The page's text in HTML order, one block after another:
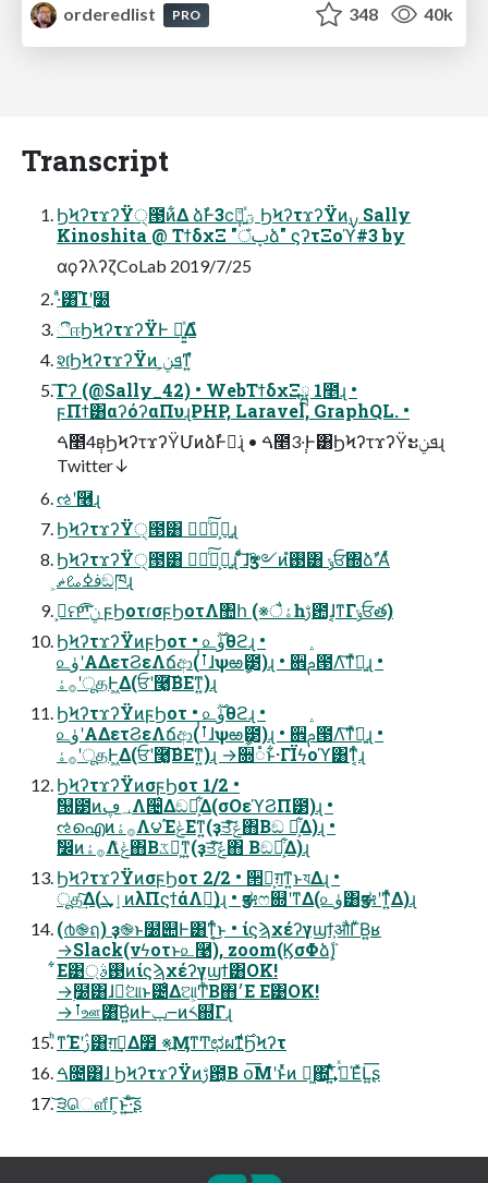
orderedlist
PRO 348 40k
Transcript
ϦϞʔτϫʔΫ੍౓ͷ͋Δ ձࣾͰ3ϲ݄ಇ͍ͯؾ͍ͮͨ ϦϞʔτϫʔΫͷ࣮ࡍ Sally
Kinoshita @ ΤϯδχΞ "ঁࢠձ" ϛʔτΞοϓ#3 by
αϙʔλʔζCoLab 2019/7/25
·ͣ͸͡Ίʹ࣭໰
ීஈϦϞʔτϫʔΫͰ ಇ͍͍ͯΔํ
શ͘ϦϞʔτϫʔΫͷ ܦݧ͕ͳ͍ํ
͞Γʔ (@Sally_42) • WebΤϯδχΞྺ 1೥ɻ •
ϝΠϯ͸αʔόʔαΠυɻPHP, Laravel, GraphQL. •
ࠓ೥4݄ʙϦϞʔτϫʔΫՄͷձࣾͰಇ͘ɻ • ࠓ೥3݄·Ͱ͸ϦϞʔτϫʔΫະܦݧɻ
Twitter↓
ઌʹ݁࿦ɻ
ϦϞʔτϫʔΫ੍౓͸ ಋೖͨ͠ํ͕ྑ͍ɻ
ϦϞʔτϫʔΫ੍౓͸ ಋೖͨ͠ํ͕ྑ͍ɻ ͨͩ͠ɺӡ༻ͷ࢓ํ͸ ݸਓ΍ձࣾʹΑͬͯ
ࢼߦࡨޡ͕ඞཁɻ
ࢲ͕ମݧͯ͠ײͨ͡ ϝϦοτɾσϝϦοτΛ঺հ (※ैۀһࢹ఺ɺ͔ͳΓݸਓత)
ϦϞʔτϫʔΫͷϝϦοτ • ௨ۈ࣌ؒθϩɻ •
௨ۈʹΑΔετϨεΛճආ(ࠞࡶɺѱఱީ౳)ɻ • ਎ࢧ౓Λ͠ͳͯ͘ྑ͍ɻ •
࡞ۀʹूதͰ͖Δ(ਓʹ࿩͔͚͠ΒΕͳ͍)ɻ
ϦϞʔτϫʔΫͷϝϦοτ • ௨ۈ࣌ؒθϩɻ •
௨ۈʹΑΔετϨεΛճආ(ࠞࡶɺѱఱީ౳)ɻ • ਎ࢧ౓Λ͠ͳͯ͘ྑ͍ɻ •
࡞ۀʹूதͰ͖Δ(ਓʹ࿩͔͚͠ΒΕͳ͍)ɻ →૝૾ͱ͋·ΓΪϟοϓ͸ͳ͔ͬͨɻ
ϦϞʔτϫʔΫͷσϝϦοτ 1/2 •
ࣗ୐౳ͷ؀ڥΛ੔͑Δඞཁ͕͋Δ(σΟεϓϨΠ౳)ɻ •
ઌഐͷ࡞ۀΛ౪ΈݟΕͳ͍(ҙਤͯ͠ݟͤͯ΋Β͏ඞ ཁ͕͋Δ)ɻ •
ࣗ෼ͷ࡞ۀΛݟͯ΋Β͏ػձ͕ͳ͍(ҙਤͯ͠ݟͯ΋ Β͏ඞཁ͕͋Δ)ɻ
ϦϞʔτϫʔΫͷσϝϦοτ 2/2 • ੒Ռ͕ग़ͳ͍ͱযΔɻ •
ूத͗͢͠Δ(ٳܜͷλΠϛϯάΛಀ͢)ɻ • ӡಈෆ଍ʹͳΔ(௨ۈ͸ӡಈʹͳ͍ͬͯΔ)ɻ
(൪֎ฤ) ҙ֎ͱ໰୊Ͱ͸ͳ͔ͬͨ͜ͱ • ίϛϡχέʔγϣϯ͕औΓͮΒ͍ʁ
→Slack(νϟοτͱ௨࿩), zoom(ϏσΦձٞ)͕
͋Ε͹࢓ࣄ্ͷίϛϡχέʔγϣϯ͸OK!
→࣭໰͸ɺฉ͘ଆͱ౴͑Δଆ͕ͲͪΒ΋׳Ε Ε͹OK!
→ࡶஊ͸ͮ͠Β͍ͷͰݕ౼ͷ༨஍͋Γɻ
ͪͳΈʹࢲ͸ग़ࣾ͢Δ೿ ※߽ӍͳͲಛผͳ͚࣌ͩϦϞʔτ
ࠓ೔͸ɺ ϦϞʔτϫʔΫͷࢹ఺͔Β օ͞Μʹͱͬͯͷ ಇ͖΍͢͞ʹ͍ͭͯ ߟ͑ͯΈͯԼ͍͞ʂ
͝੩ௌ͋Γ͕ͱ͏͍͟͝·ͨ͠ʂ